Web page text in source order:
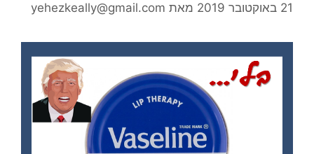
21 באוקטובר 2019 מאת yehezkeally@gmail.com